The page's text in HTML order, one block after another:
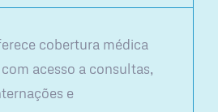
cobertura médica
acesso a consultas,
e